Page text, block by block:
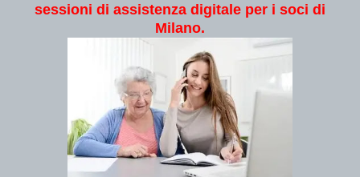
sessioni di assistenza digitale per i soci di
Milano.